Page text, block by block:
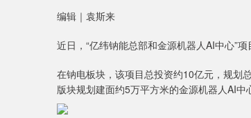
编辑｜袁斯来
近日，“亿纬钠能总部和金源机器人AI中心”
在钠电板块，该项目总投资约10亿元，规划
版块规划建面约5万平方米的金源机器人AI中